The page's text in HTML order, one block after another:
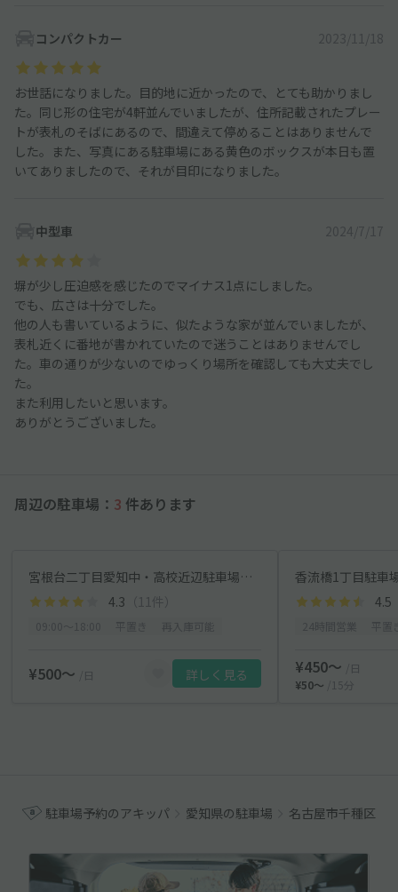
コンパクトカー 2023/11/18
お世話になりました。目的地に近かったので、とても助かりまし
た。同じ形の住宅が4軒並んでいましたが、住所記載されたプレー
トが表札のそばにあるので、間違えて停めることはありませんで
した。また、写真にある駐車場にある黄色のボックスが本日も置
いてありましたので、それが目印になりました。
中型車 2024/7/17
塀が少し圧迫感を感じたのでマイナス1点にしました。
でも、広さは十分でした。
他の人も書いているように、似たような家が並んでいましたが、
表札近くに番地が書かれていたので迷うことはありませんでし
た。車の通りが少ないのでゆっくり場所を確認しても大丈夫でし
た。
また利用したいと思います。
ありがとうございました。
周辺の駐車場： 3 件あります
宮根台二丁目愛知中・高校近辺駐車場【駐車場間違い注意】
4.3 （11件）
¥500〜 /日 詳しく見る
香流橋1丁目駐車
4.5
¥450〜
/日
¥50〜
/15分
駐車場予約のアキッパ 愛知県の駐車場 名古屋市千種区の